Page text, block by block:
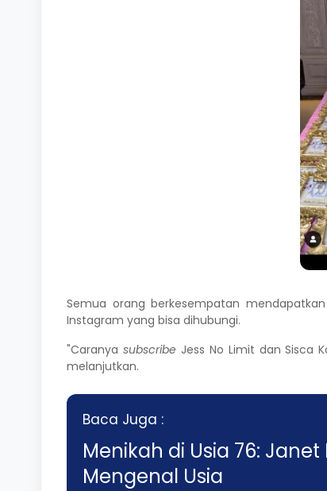
Semua orang berkesempatan
Instagram yang bisa dihubungi.
"Caranya subscribe Jess No Limit dan Sisca
melanjutkan.
Baca Juga :
Menikah di Usia 76:
Mengenal Usia